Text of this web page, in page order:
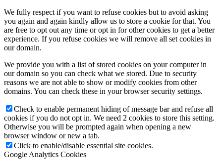
We fully respect if you want to refuse cookies but to avoid asking
you again and again kindly allow us to store a cookie for that. You
are free to opt out any time or opt in for other cookies to get a better
experience. If you refuse cookies we will remove all set cookies in
our domain.
We provide you with a list of stored cookies on your computer in
our domain so you can check what we stored. Due to security
reasons we are not able to show or modify cookies from other
domains. You can check these in your browser security settings.
Check to enable permanent hiding of message bar and refuse all
cookies if you do not opt in. We need 2 cookies to store this setting.
Otherwise you will be prompted again when opening a new
browser window or new a tab.
Click to enable/disable essential site cookies.
Google Analytics Cookies